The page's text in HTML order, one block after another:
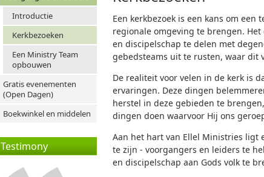
Introductie
Kerkbezoeken
Een Ministry Team
opbouwen
Gratis evenementen
(Open Dagen)
Boekwinkel en middelen
Testimony
Een kerkbezoek is een kans om
regionale omgeving te brengen.
en discipelschap te delen met
gebedsteams uit te rusten, waar dit
De realiteit voor velen in de kerk is
ervaringen. Deze dingen
herstel in deze gebieden te
dingen doen waarvoor Hij ons
Aan het hart van Ellel Ministries ligt
te zijn - voorgangers en leiders te
en discipelschap aan Gods volk te